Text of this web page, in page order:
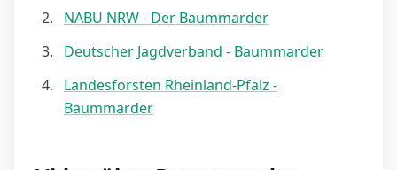
NABU NRW - Der Baummarder
Deutscher Jagdverband - Baummarder
Landesforsten Rheinland-Pfalz -
Baummarder